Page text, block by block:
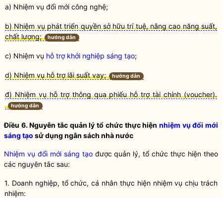
a) Nhiệm vụ đổi mới công nghệ;
b) Nhiệm vụ phát triển quyền sở hữu trí tuệ, nâng cao năng suất,
chất lượng;
hướng dẫn
c) Nhiệm vụ hỗ trợ khởi nghiệp sáng tạo;
d) Nhiệm vụ hỗ trợ lãi suất vay; hướng dẫn
đ) Nhiệm vụ hỗ trợ thông qua phiếu hỗ trợ tài chính (voucher).
hướng dẫn
Điều 6. Nguyên tắc quản lý tổ chức thực hiện nhiệm vụ đổi mới
sáng tạo sử dụng ngân sách nhà nước
Nhiệm vụ đổi mới sáng tạođược quản lý, tổ chức thực hiện theo
các nguyên tắc sau:
1. Doanh nghiệp, tổ chức, cá nhân thực hiện nhiệm vụ chịu trách
nhiệm: